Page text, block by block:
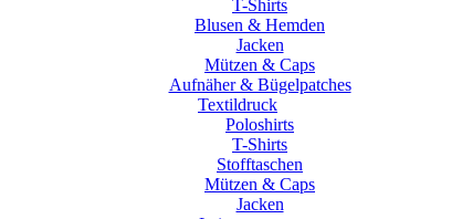
T-Shirts
Blusen & Hemden
Jacken
Mützen & Caps
Aufnäher & Bügelpatches
Textildruck
Poloshirts
T-Shirts
Stofftaschen
Mützen & Caps
Jacken